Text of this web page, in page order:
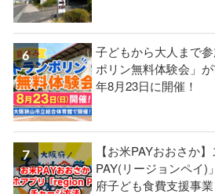
子どもから大人まで
ポリン無料体験会」
年8月23日に開催！
【お米PAYおおさか
PAY(リージョンペイ)
府子ども食費支援事業